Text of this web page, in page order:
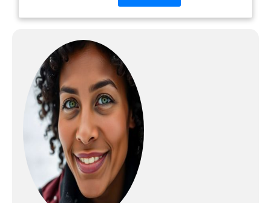
Poids : 1950 g @ 170 cm |
Longueur : 165 cm Technologie :
On-Piste Rocker | Bout diagonal
complet | AFS | FRP Fixation :
Fischer RC4 Z11 | DIN : Z 3-11 |
GripWalk Ski de descente très
maniable, dont la construction
est similaire à celle des skis de
compétition. Surtout sur les
virages de longueur moyenne,
vous aurez du plaisir avec eux. La
construction sandwich en bois a
été renforcée avec un double
titane d'une largeur de 0,5 mm.